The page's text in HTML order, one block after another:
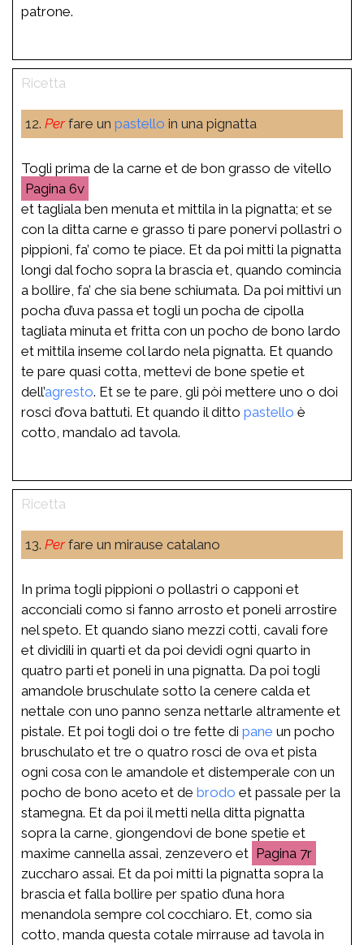
patrone.
12. Perfare un pastello in una pignatta
Togli prima de la carne et de bon grasso de vitello
6v
et tagliala ben menuta et mittila in la pignatta; et se
con la ditta carne e grasso ti pare ponervi pollastri o
pippioni, fa’ como te piace. Et da poi mitti la pignatta
longi dal focho sopra la brascia et, quando comincia
a bollire, fa’ che sia bene schiumata. Da poi mittivi un
pocha d’uva passa et togli un pocha de cipolla
tagliata minuta et fritta con un pocho de bono lardo
et mittila inseme col lardo nela pignatta. Et quando
te pare quasi cotta, mettevi de bone spetie et
dell’agresto. Et se te pare, gli pòi mettere uno o doi
rosci d’ova battuti. Et quando il ditto pastello è
cotto, mandalo ad tavola.
13. Perfare un mirause catalano
In prima togli pippioni o pollastri o capponi et
acconciali como si fanno arrosto et poneli arrostire
nel speto. Et quando siano mezzi cotti, cavali fore
et dividili in quarti et da poi devidi ogni quarto in
quatro parti et poneli in una pignatta. Da poi togli
amandole bruschulate sotto la cenere calda et
nettale con uno panno senza nettarle altramente et
pistale. Et poi togli doi o tre fette di pane un pocho
bruschulato et tre o quatro rosci de ova et pista
ogni cosa con le amandole et distemperale con un
pocho de bono aceto et de brodo et passale per la
stamegna. Et da poi il metti nella ditta pignatta
sopra la carne, giongendovi de bone spetie et
maxime cannella assai, zenzevero et
7r
zuccharo assai. Et da poi mitti la pignatta sopra la
brascia et falla bollire per spatio d’una hora
menandola sempre col cocchiaro. Et, como sia
cotto, manda questa cotale mirrause ad tavola in